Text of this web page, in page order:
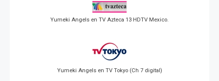
Yumeki Angels en TV Azteca 13 HDTV Mexico.
Yumeki Angels en TV Tokyo (Ch 7 digital)